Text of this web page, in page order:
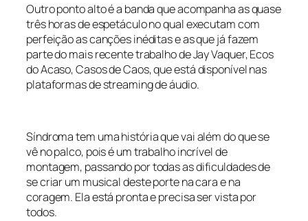
Outro ponto alto é a banda que acompanha as quase
três horas de espetáculo no qual executam com
perfeição as canções inéditas e as que já fazem
parte do mais recente trabalho de Jay Vaquer, Ecos
do Acaso, Casos de Caos, que está disponível nas
plataformas de streaming de áudio.
Síndroma tem uma história que vai além do que se
vê no palco, pois é um trabalho incrível de
montagem, passando por todas as dificuldades de
se criar um musical deste porte na cara e na
coragem. Ela está pronta e precisa ser vista por
todos.